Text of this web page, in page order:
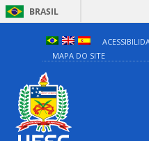
BRASIL
MAPA DO SITE